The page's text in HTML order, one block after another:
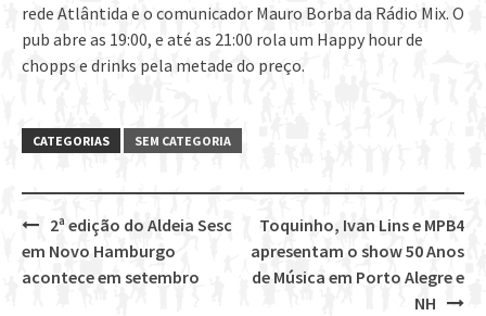
rede Atlântida e o comunicador Mauro Borba da Rádio Mix. O
pub abre as 19:00, e até as 21:00 rola um Happy hour de
chopps e drinks pela metade do preço.
CATEGORIAS SEM CATEGORIA
Post
navigation
Toquinho, Ivan Lins e MPB4
apresentam o show 50 Anos
de Música em Porto Alegre e
NH
2ª edição do Aldeia Sesc
em Novo Hamburgo
acontece em setembro